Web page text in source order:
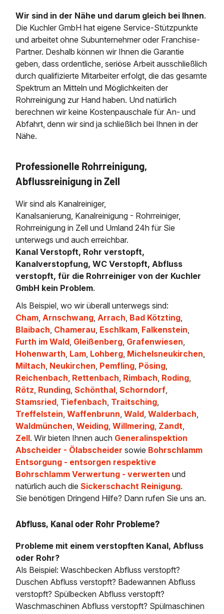
Wir sind in der Nähe und darum gleich bei Ihnen.
Die Kuchler GmbH hat eigene Service-Stützpunkte
und arbeitet ohne Subunternehmer oder Franchise-
Partner. Deshalb können wir Ihnen die Garantie
geben, dass ordentliche, seriöse Arbeit ausschließlich
durch qualifizierte Mitarbeiter erfolgt, die das gesamte
Spektrum an Mitteln und Möglichkeiten der
Rohrreinigung zur Hand haben. Und natürlich
berechnen wir keine Kostenpauschale für An- und
Abfahrt, denn wir sind ja schließlich bei Ihnen in der
Nähe.
Professionelle Rohrreinigung,
Abflussreinigung in Zell
Wir sind als Kanalreiniger,
Kanalsanierung, Kanalreinigung - Rohrreiniger,
Rohrreinigung in Zell und Umland 24h für Sie
unterwegs und auch erreichbar.
Kanal Verstopft, Rohr verstopft,
Kanalverstopfung, WC Verstopft, Abfluss
verstopft, für die Rohrreiniger von der Kuchler
GmbH kein Problem.
Als Beispiel, wo wir überall unterwegs sind:
Cham,Arnschwang,Arrach, Bad Kötzting,
Blaibach, Chamerau, Eschlkam, Falkenstein,
Furth im Wald, Gleißenberg, Grafenwiesen,
Hohenwarth, Lam, Lohberg, Michelsneukirchen,
Miltach, Neukirchen, Pemfling, Pösing,
Reichenbach, Rettenbach, Rimbach, Roding,
Rötz, Runding,Schönthal,Schorndorf,
Stamsried, Tiefenbach, Traitsching,
Treffelstein,Waffenbrunn,Wald,Walderbach,
Waldmünchen,Weiding,Willmering, Zandt,
Zell. Wir bieten Ihnen auch Generalinspektion
Abscheider - Ölabscheider sowie Bohrschlamm
Entsorgung - entsorgen respektive
Bohrschlamm Verwertung - verwerten und
natürlich auch dieSickerschacht Reinigung.
Sie benötigen Dringend Hilfe? Dann rufen Sie uns an.
Abfluss, Kanal oder Rohr Probleme?
Probleme mit einem verstopften Kanal, Abfluss
oder Rohr?
Als Beispiel: Waschbecken Abfluss verstopft?
Duschen Abfluss verstopft? Badewannen Abfluss
verstopft? Spülbecken Abfluss verstopft?
Waschmaschinen Abfluss verstopft? Spülmaschinen